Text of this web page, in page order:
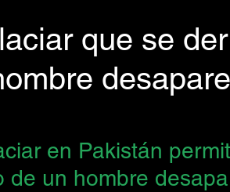
que se
en Pakistán
de un hombre